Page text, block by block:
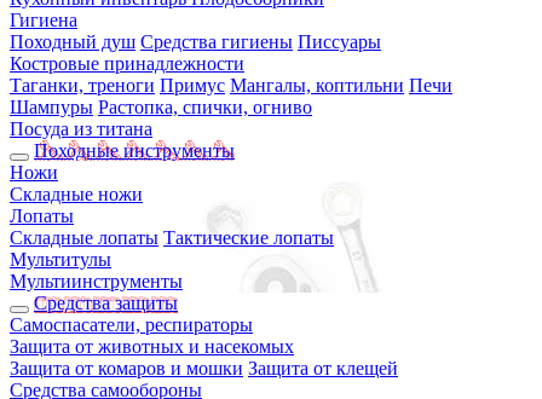
Гигиена
Походный душ Средства гигиены Писсуары
Костровые принадлежности
Таганки, треноги Примус Мангалы, коптильни Печи
Шампуры Растопка, спички, огниво
Посуда из титана
Походные инструменты
Ножи
Складные ножи
Лопаты
Складные лопаты Тактические лопаты
Мультитулы
Мультиинструменты
Средства защиты
Самоспасатели, респираторы
Защита от животных и насекомых
Защита от комаров и мошки Защита от клещей
Средства самообороны